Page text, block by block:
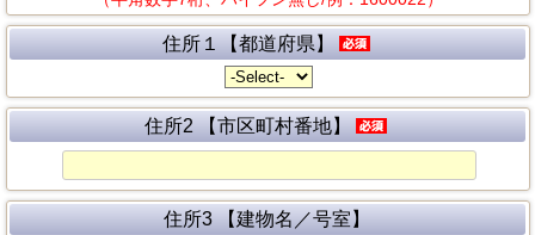
住所１【都道府県】
住所2 【市区町村番地】
住所3 【建物名／号室】